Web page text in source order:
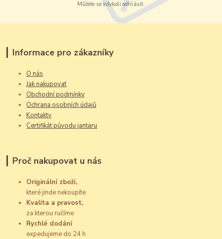
Můžete se kdykoli odhlásit.
Informace pro zákazníky
O nás
Jak nakupovat
Obchodní podmínky
Ochrana osobních údajů
Kontakty
Certifikát původu jantaru
Proč nakupovat u nás
Originální zboží,
které jinde nekoupíte
Kvalita a pravost,
za kterou ručíme
Rychlé dodání
expedujeme do 24 h